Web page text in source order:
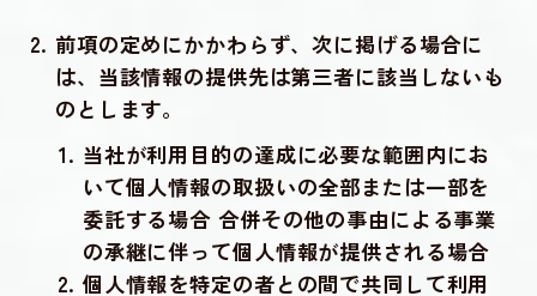
前項の定めにかかわらず、次に掲げる場合に
は、当該情報の提供先は第三者に該当しないも
のとします。
当社が利用目的の達成に必要な範囲内にお
いて個人情報の取扱いの全部または一部を
委託する場合 合併その他の事由による事業
の承継に伴って個人情報が提供される場合
個人情報を特定の者との間で共同して利用